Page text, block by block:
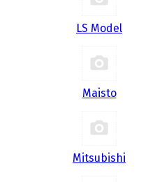
LS Model
Maisto
Mitsubishi